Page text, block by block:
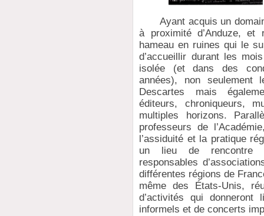
Ayant acquis un
à proximité d’Anduze,
hameau en ruines qui le
d’accueillir durant les
isolée (et dans des
années), non
Descartes mais
éditeurs, chroniqueurs,
multiples horizons.
professeurs de
l’assiduité et la pratique
un lieu de rencontre
responsables
différentes régions de
même des États-Unis,
d’activités qui donneront
informels et de concerts